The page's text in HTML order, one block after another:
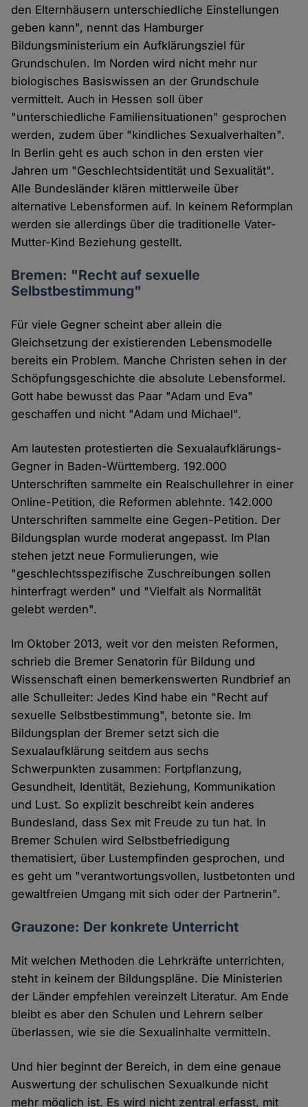
den Elternhäusern unterschiedliche Einstellungen
geben kann", nennt das Hamburger
Bildungsministerium ein Aufklärungsziel für
Grundschulen. Im Norden wird nicht mehr nur
biologisches Basiswissen an der Grundschule
vermittelt. Auch in Hessen soll über
"unterschiedliche Familiensituationen" gesprochen
werden, zudem über "kindliches Sexualverhalten".
In Berlin geht es auch schon in den ersten vier
Jahren um "Geschlechtsidentität und Sexualität".
Alle Bundesländer klären mittlerweile über
alternative Lebensformen auf. In keinem Reformplan
werden sie allerdings über die traditionelle Vater-
Mutter-Kind Beziehung gestellt.
Bremen: "Recht auf sexuelle
Selbstbestimmung"
Für viele Gegner scheint aber allein die
Gleichsetzung der existierenden Lebensmodelle
bereits ein Problem. Manche Christen sehen in der
Schöpfungsgeschichte die absolute Lebensformel.
Gott habe bewusst das Paar "Adam und Eva"
geschaffen und nicht "Adam und Michael".
Am lautesten protestierten die Sexualaufklärungs-
Gegner in Baden-Württemberg. 192.000
Unterschriften sammelte ein Realschullehrer in einer
Online-Petition, die Reformen ablehnte. 142.000
Unterschriften sammelte eine Gegen-Petition. Der
Bildungsplan wurde moderat angepasst. Im Plan
stehen jetzt neue Formulierungen, wie
"geschlechtsspezifische Zuschreibungen sollen
hinterfragt werden" und "Vielfalt als Normalität
gelebt werden".
Im Oktober 2013, weit vor den meisten Reformen,
schrieb die Bremer Senatorin für Bildung und
Wissenschaft einen bemerkenswerten Rundbrief an
alle Schulleiter: Jedes Kind habe ein "Recht auf
sexuelle Selbstbestimmung", betonte sie. Im
Bildungsplan der Bremer setzt sich die
Sexualaufklärung seitdem aus sechs
Schwerpunkten zusammen: Fortpflanzung,
Gesundheit, Identität, Beziehung, Kommunikation
und Lust. So explizit beschreibt kein anderes
Bundesland, dass Sex mit Freude zu tun hat. In
Bremer Schulen wird Selbstbefriedigung
thematisiert, über Lustempfinden gesprochen, und
es geht um "verantwortungsvollen, lustbetonten und
gewaltfreien Umgang mit sich oder der Partnerin".
Grauzone: Der konkrete Unterricht
Mit welchen Methoden die Lehrkräfte unterrichten,
steht in keinem der Bildungspläne. Die Ministerien
der Länder empfehlen vereinzelt Literatur. Am Ende
bleibt es aber den Schulen und Lehrern selber
überlassen, wie sie die Sexualinhalte vermitteln.
Und hier beginnt der Bereich, in dem eine genaue
Auswertung der schulischen Sexualkunde nicht
mehr möglich ist. Es wird nicht zentral erfasst, mit